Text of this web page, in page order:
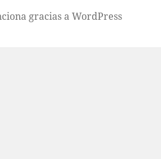
gracias a WordPress